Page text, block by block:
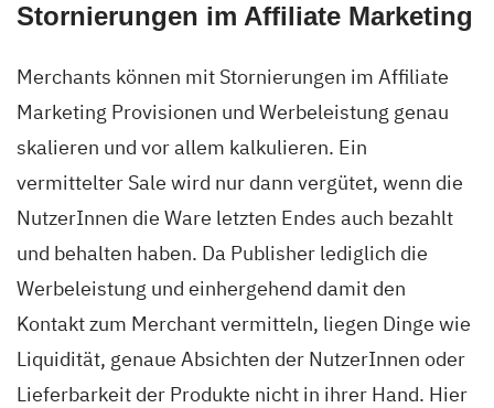
Stornierungen im Affiliate Marketing
Merchants können mit Stornierungen im Affiliate
Marketing Provisionen und Werbeleistung genau
skalieren und vor allem kalkulieren. Ein
vermittelter Sale wird nur dann vergütet, wenn die
NutzerInnen die Ware letzten Endes auch bezahlt
und behalten haben. Da Publisher lediglich die
Werbeleistung und einhergehend damit den
Kontakt zum Merchant vermitteln, liegen Dinge wie
Liquidität, genaue Absichten der NutzerInnen oder
Lieferbarkeit der Produkte nicht in ihrer Hand. Hier